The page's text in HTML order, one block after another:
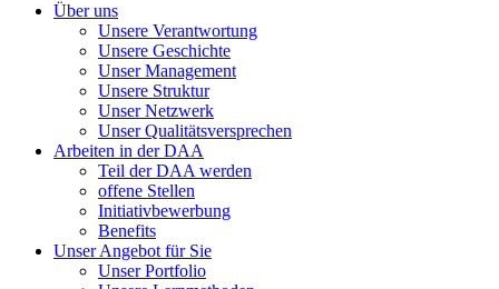
Über uns
Unsere Verantwortung
Unsere Geschichte
Unser Management
Unsere Struktur
Unser Netzwerk
Unser Qualitätsversprechen
Arbeiten in der DAA
Teil der DAA werden
offene Stellen
Initiativbewerbung
Benefits
Unser Angebot für Sie
Unser Portfolio